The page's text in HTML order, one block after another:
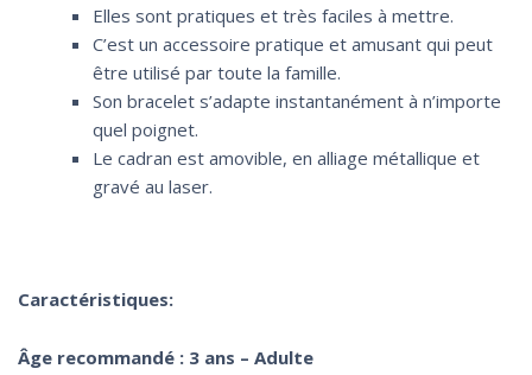
Elles sont pratiques et très faciles à mettre.
C’est un accessoire pratique et amusant qui peut
être utilisé par toute la famille.
Son bracelet s’adapte instantanément à n’importe
quel poignet.
Le cadran est amovible, en alliage métallique et
gravé au laser.
Caractéristiques:
Âge recommandé : 3 ans – Adulte